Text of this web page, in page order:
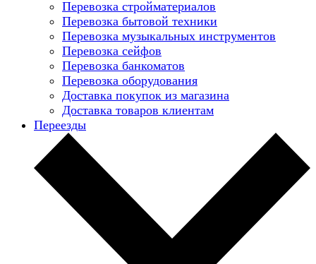
Перевозка стройматериалов
Перевозка бытовой техники
Перевозка музыкальных инструментов
Перевозка сейфов
Перевозка банкоматов
Перевозка оборудования
Доставка покупок из магазина
Доставка товаров клиентам
Переезды